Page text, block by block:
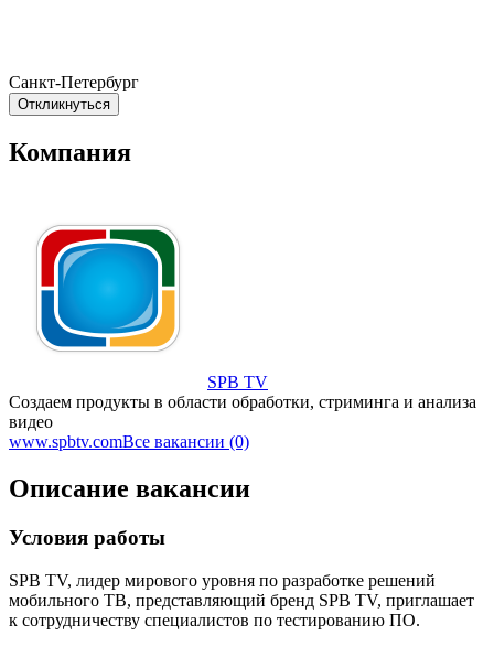
Санкт-Петербург
Откликнуться
Компания
SPB TV
Создаем продукты в области обработки, стриминга и анализа
видео
www.spbtv.comВсе вакансии (0)
Описание вакансии
Условия работы
SPB TV, лидер мирового уровня по разработке решений
мобильного ТВ, представляющий бренд SPB TV, приглашает
к сотрудничеству специалистов по тестированию ПО.